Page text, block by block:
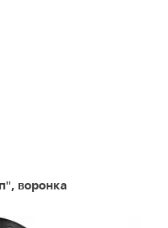
воронка